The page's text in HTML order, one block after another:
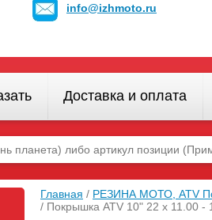
info@izhmoto.ru
Доставка и оплата
Главная / РЕЗИНА МОТО, ATV
/ Покрышка ATV 10" 22 х 11.00 -